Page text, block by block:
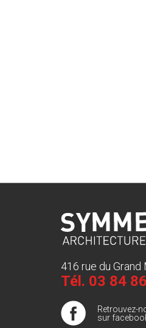
416 rue du Grand
Tél. 03 84
Retrouvez-
sur